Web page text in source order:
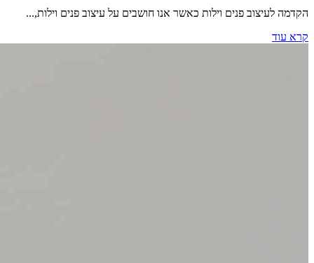
הקדמה לעיצוב פנים וילות כאשר אנו חושבים על עיצוב פנים וילות,...
קרא עוד